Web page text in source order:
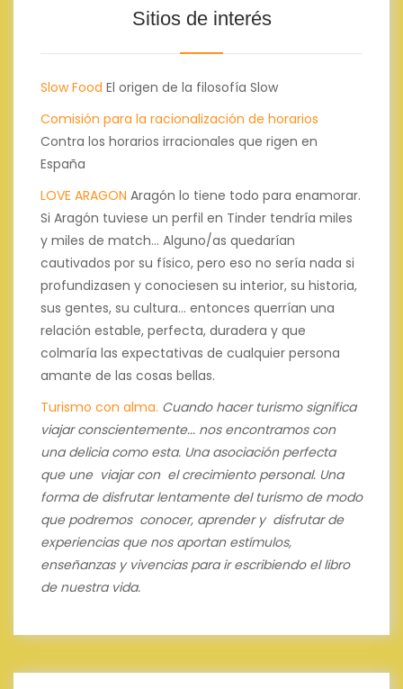
Sitios de interés
Slow Food El origen de la filosofía Slow
Comisión para la racionalización de horarios
Contra los horarios irracionales que rigen en
España
LOVE ARAGON Aragón lo tiene todo para enamorar.
Si Aragón tuviese un perfil en Tinder tendría miles
y miles de match... Alguno/as quedarían
cautivados por su físico, pero eso no sería nada si
profundizasen y conociesen su interior, su historia,
sus gentes, su cultura... entonces querrían una
relación estable, perfecta, duradera y que
colmaría las expectativas de cualquier persona
amante de las cosas bellas.
Turismo con alma. Cuando hacer turismo significa
viajar conscientemente... nos encontramos con
una delicia como esta. Una asociación perfecta
que une viajar con el crecimiento personal. Una
forma de disfrutar lentamente del turismo de modo
que podremos conocer, aprender y disfrutar de
experiencias que nos aportan estímulos,
enseñanzas y vivencias para ir escribiendo el libro
de nuestra vida.